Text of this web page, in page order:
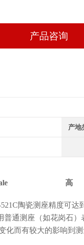
产品咨询
产地
陶瓷测座精度可达
通测座（如花岗石
化而有较大的影响到